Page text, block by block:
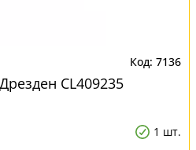
7136
CL409235
1 шт.